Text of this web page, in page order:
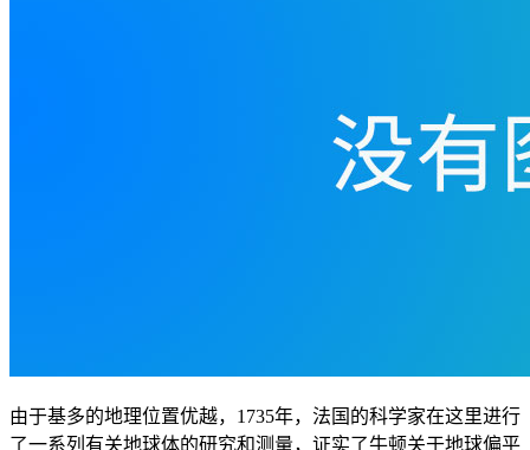
由于基多的地理位置优越，1735年，法国的科学家在这里进行
了一系列有关地球体的研究和测量，证实了牛顿关于地球偏平